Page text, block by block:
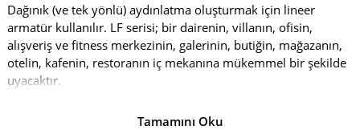
Dağınık (ve tek yönlü) aydınlatma oluşturmak için lineer
armatür kullanılır. LF serisi; bir dairenin, villanın, ofisin,
alışveriş ve fitness merkezinin, galerinin, butiğin, mağazanın,
otelin, kafenin, restoranın iç mekanına mükemmel bir şekilde
uyacaktır.
Tamamını Oku